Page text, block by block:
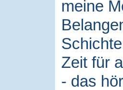
meine
Zeit für
- das